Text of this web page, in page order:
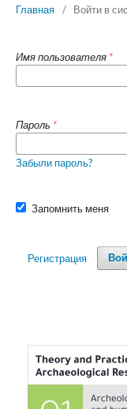
Главная / Войти в
Имя пользователя *
Пароль *
Забыли пароль?
Запомнить меня
Регистрация